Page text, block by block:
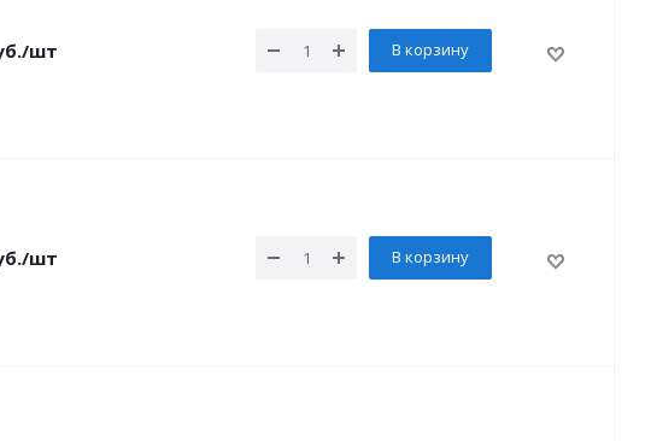
/шт В корзину
/шт В корзину